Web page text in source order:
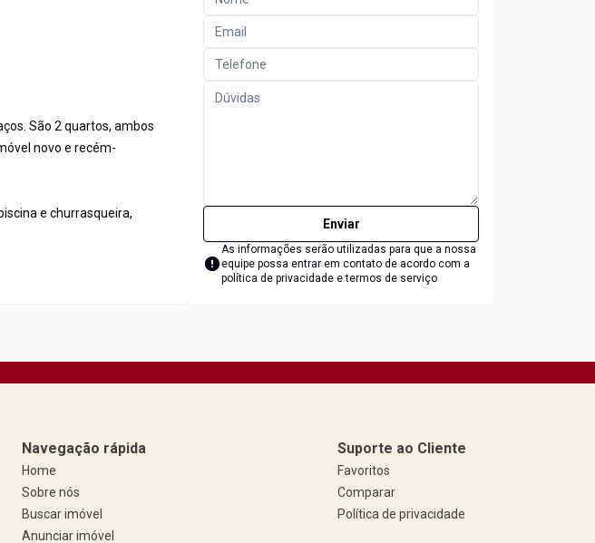
São 2 quartos, ambos
novo e recém-
e churrasqueira,
Enviar
As informações serão utilizadas para que a nossa
equipe possa entrar em contato de acordo com a
política de privacidade e termos de serviço
Navegação rápida
Home
Sobre nós
Buscar imóvel
Anunciar imóvel
Suporte ao Cliente
Favoritos
Comparar
Política de privacidade